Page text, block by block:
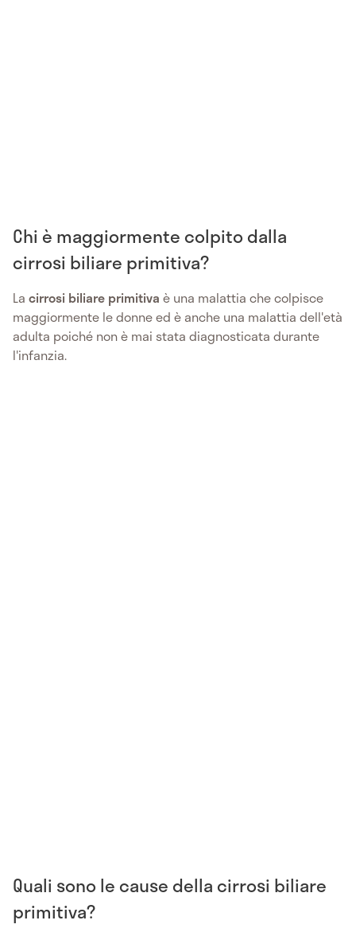
Chi è maggiormente colpito dalla
cirrosi biliare primitiva?
La cirrosi biliare primitiva è una malattia che colpisce
maggiormente le donne ed è anche una malattia dell'età
adulta poiché non è mai stata diagnosticata durante
l'infanzia.
Quali sono le cause della cirrosi biliare
primitiva?